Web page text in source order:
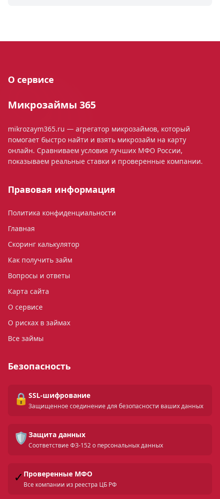
О сервисе
Микрозаймы 365
mikrozaym365.ru — агрегатор микрозаймов, который
помогает быстро найти и взять микрозайм на карту
онлайн. Сравниваем условия лучших МФО России,
показываем реальные ставки и проверенные компании.
Правовая информация
Политика конфиденциальности
Главная
Скоринг калькулятор
Как получить займ
Вопросы и ответы
Карта сайта
О сервисе
О рисках в займах
Все займы
Безопасность
🔒 SSL-шифрование
Защищенное соединение для безопасности ваших данных
🛡️ Защита данных
Соответствие ФЗ-152 о персональных данных
✓ Проверенные МФО
Все компании из реестра ЦБ РФ